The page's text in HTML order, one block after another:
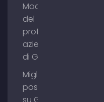
Modifica
del
profilo
aziendale
di Google
Migliorare il
posizionamento